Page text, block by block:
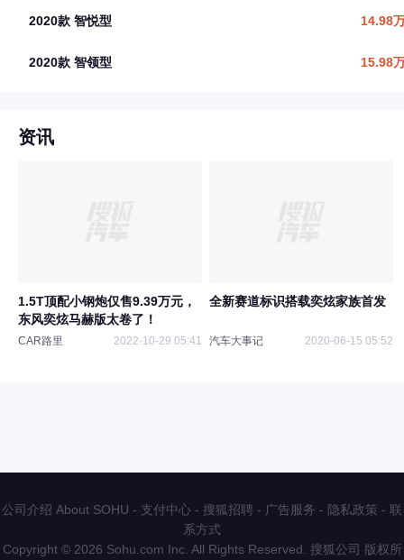
2020款 智悦型 14.98
2020款 智领型 15.98
资讯
1.5T顶配小钢炮仅售9.39万元，
东风奕炫马赫版太卷了！
CAR路里 2022-10-29 05:41
全新赛道标识搭载奕炫家族首发
汽车大事记 2020-06-15 05:52
公司介绍 About SOHU - 支付中心 - 搜狐招聘 - 广告服务 - 隐私政策 - 联
系方式
Copyright © 2026 Sohu.com Inc. All Rights Reserved. 搜狐公司 版权所